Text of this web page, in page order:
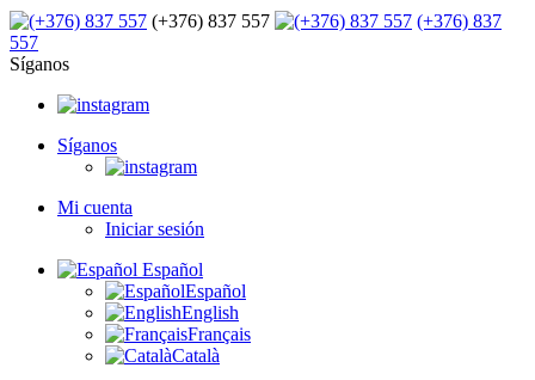
(+376) 837 557
(+376) 837
557
Síganos
Síganos
Mi cuenta
Iniciar sesión
Español
Español
English
Français
Català